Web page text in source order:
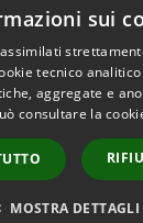
sui
tecnico
aggregate e
consultare la
MOSTRA DETTAGLI